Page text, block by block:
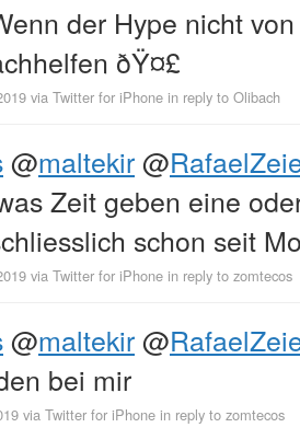
der Hype nicht
ðŸ¤£
via Twitter for iPhone in reply to Olibach
@maltekir@
Zeit geben eine
schon seit
via Twitter for iPhone in reply to zomtecos
@maltekir@
bei mir
via Twitter for iPhone in reply to zomtecos